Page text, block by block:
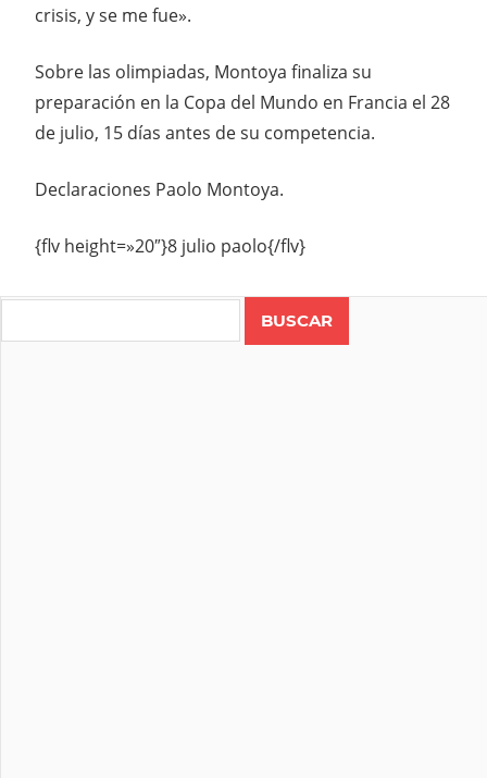
crisis, y se me fue».
Sobre las olimpiadas, Montoya finaliza su
preparación en la Copa del Mundo en Francia el 28
de julio, 15 días antes de su competencia.
Declaraciones Paolo Montoya.
{flv height=»20″}8 julio paolo{/flv}